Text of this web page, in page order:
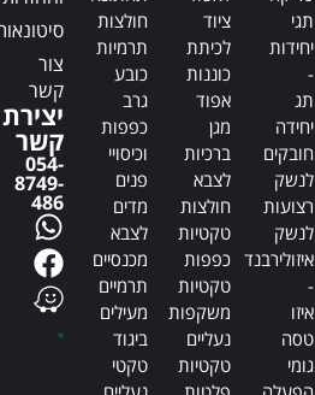
תגי
יחידות
-
תג
יחידה
חובקים
לנשק
רצועות
לנשק
איזולירבנד
-
איזו
טסה
גומי
ציוד
לכיתת
כוננות
אפוד
מגן
ברכיות
לצבא
חולצות
טקטיות
כפפות
טקטיות
משקפות
נעליים
טקטיות
חולצות
תרמיות
כובע
גרב
כפפות
וכיסויי
פנים
מדים
לצבא
מכנסיים
תרמיים
מעילים
ביגוד
טקטי
צור
קשר
יצירת
קשר
054-
8749-
486